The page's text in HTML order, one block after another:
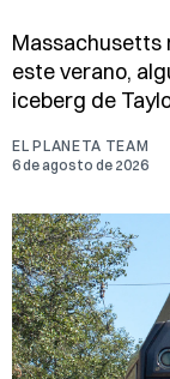
Massachusetts
este verano,
iceberg de
EL PLANETA TEAM
6 de agosto de 2026